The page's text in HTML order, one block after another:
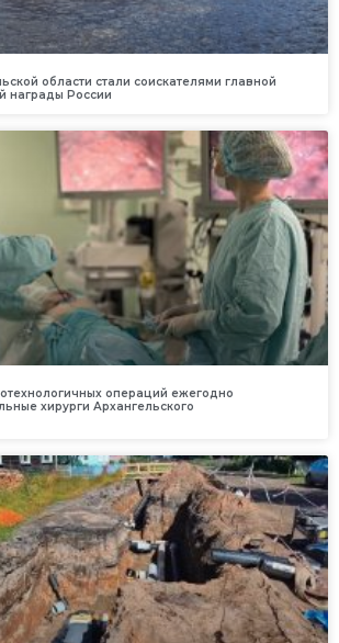
области стали соискателями главной
награды России
операций ежегодно
хирурги Архангельского